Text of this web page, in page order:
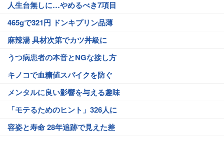
人生台無しに…やめるべき7項目
465gで321円 ドンキプリン品薄
麻辣湯 具材次第でカツ丼級に
うつ病患者の本音とNGな接し方
キノコで血糖値スパイクを防ぐ
メンタルに良い影響を与える趣味
「モテるためのヒント」326人に
容姿と寿命 28年追跡で見えた差